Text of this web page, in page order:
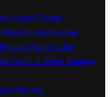
Tragedi
dan Rasisme
Prancis Libas
Gratis di Nobar Benteng
Nasional